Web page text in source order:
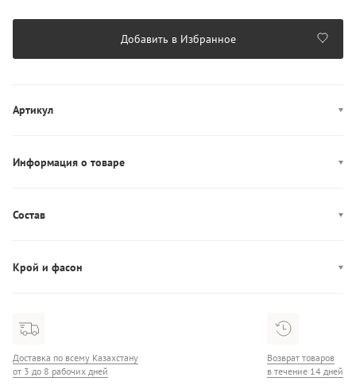
Добавить в Избранное
Артикул
Информация о товаре
Декор: комбинация материалов
Состав
Крой и фасон
Доставка по всему Казахстану
от 3 до 8 рабочих дней
Возврат товаров
в течение 14 дней